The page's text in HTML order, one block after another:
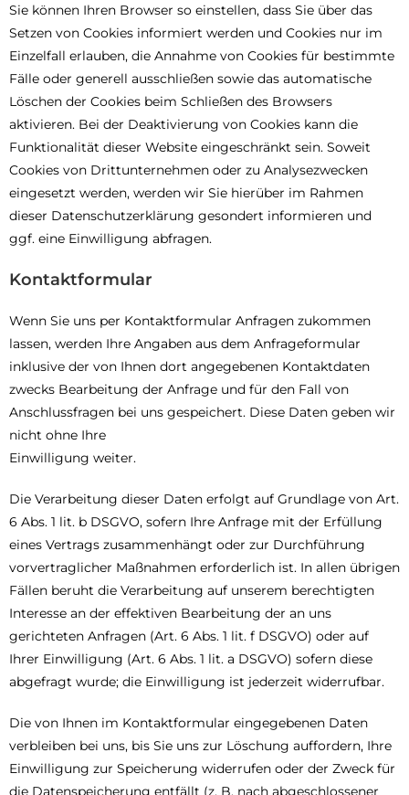
Sie können Ihren Browser so einstellen, dass Sie über das
Setzen von Cookies informiert werden und Cookies nur im
Einzelfall erlauben, die Annahme von Cookies für bestimmte
Fälle oder generell ausschließen sowie das automatische
Löschen der Cookies beim Schließen des Browsers
aktivieren. Bei der Deaktivierung von Cookies kann die
Funktionalität dieser Website eingeschränkt sein. Soweit
Cookies von Drittunternehmen oder zu Analysezwecken
eingesetzt werden, werden wir Sie hierüber im Rahmen
dieser Datenschutzerklärung gesondert informieren und
ggf. eine Einwilligung abfragen.
Kontaktformular
Wenn Sie uns per Kontaktformular Anfragen zukommen
lassen, werden Ihre Angaben aus dem Anfrageformular
inklusive der von Ihnen dort angegebenen Kontaktdaten
zwecks Bearbeitung der Anfrage und für den Fall von
Anschlussfragen bei uns gespeichert. Diese Daten geben wir
nicht ohne Ihre
Einwilligung weiter.
Die Verarbeitung dieser Daten erfolgt auf Grundlage von Art.
6 Abs. 1 lit. b DSGVO, sofern Ihre Anfrage mit der Erfüllung
eines Vertrags zusammenhängt oder zur Durchführung
vorvertraglicher Maßnahmen erforderlich ist. In allen übrigen
Fällen beruht die Verarbeitung auf unserem berechtigten
Interesse an der effektiven Bearbeitung der an uns
gerichteten Anfragen (Art. 6 Abs. 1 lit. f DSGVO) oder auf
Ihrer Einwilligung (Art. 6 Abs. 1 lit. a DSGVO) sofern diese
abgefragt wurde; die Einwilligung ist jederzeit widerrufbar.
Die von Ihnen im Kontaktformular eingegebenen Daten
verbleiben bei uns, bis Sie uns zur Löschung auffordern, Ihre
Einwilligung zur Speicherung widerrufen oder der Zweck für
die Datenspeicherung entfällt (z. B. nach abgeschlossener